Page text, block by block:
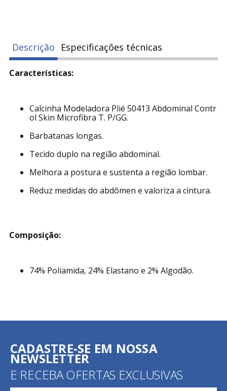
Descrição Especificações técnicas
Características:
Calcinha Modeladora Plié 50413 Abdominal Contr
ol Skin Microfibra T. P/GG.
Barbatanas longas.
Tecido duplo na região abdominal.
Melhora a postura e sustenta a região lombar.
Reduz medidas do abdômen e valoriza a cintura.
Composição:
74% Poliamida, 24% Elastano e 2% Algodão.
CADASTRE-SE EM NOSSA
NEWSLETTER
E RECEBA OFERTAS EXCLUSIVAS